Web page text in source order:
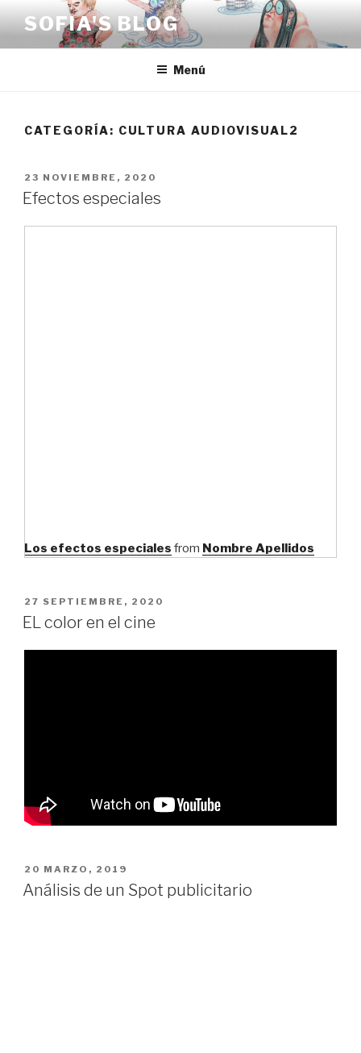
contenido
SOFIA'S BLOG
Menú
CATEGORÍA: CULTURA AUDIOVISUAL2
PUBLICADO
EL
23 NOVIEMBRE, 2020
Efectos especiales
Los efectos especiales from Nombre Apellidos
PUBLICADO
EL
27 SEPTIEMBRE, 2020
EL color en el cine
PUBLICADO
EL
20 MARZO, 2019
Análisis de un Spot publicitario